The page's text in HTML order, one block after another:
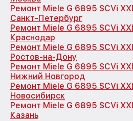
Ремонт Miele G 6895 SCVi
Санкт-Петербург
Ремонт Miele G 6895 SCVi
Краснодар
Ремонт Miele G 6895 SCVi
Ростов-на-Дону
Ремонт Miele G 6895 SCVi
Нижний Новгород
Ремонт Miele G 6895 SCVi
Новосибирск
Ремонт Miele G 6895 SCVi
Казань